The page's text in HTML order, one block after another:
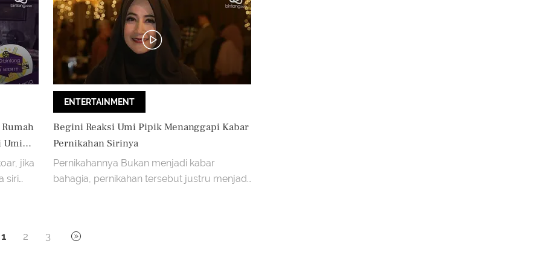
Umi
jika
siri
ENTERTAINMENT
Begini Reaksi Umi Pipik Menanggapi Kabar
Pernikahan Sirinya
Pernikahannya Bukan menjadi kabar
bahagia, pernikahan tersebut justru menjadi
1 2 3